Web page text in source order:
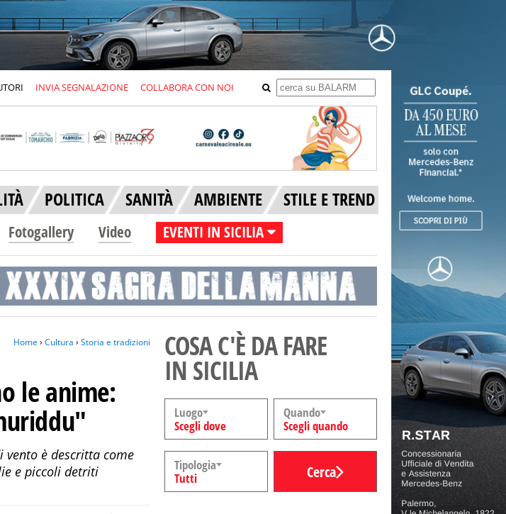
INVIA SEGNALAZIONE COLLABORA CON NOI
POLITICA SANITÀ AMBIENTE STILE E TREND
Fotogallery Video EVENTI IN SICILIA
Home› Cultura › Storia e tradizioni
le anime:
è descritta come
e piccoli detriti
COSA C'È DA FARE
IN SICILIA
Luogo
Scegli dove
Quando
Scegli quando
Tipologia
Tutti
Cerca